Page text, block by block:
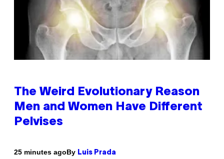
The Weird Evolutionary Reason
Men and Women Have Different
Pelvises
25 minutes agoBy Luis Prada